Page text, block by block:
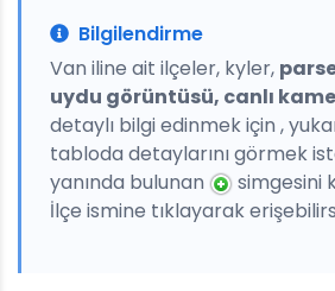
Bilgilendirme
Van iline ait ilçeler, kyler,
uydu görüntüsü, canlı
detaylı bilgi edinmek için ,
tabloda detaylarını görmek
yanında bulunan
simgesini
İlçe ismine tıklayarak